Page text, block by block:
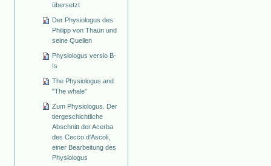
übersetzt
Der Physiologus des
Philipp von Thaün und
seine Quellen
Physiologus versio B-
Is
The Physiologus and
"The whale"
Zum Physiologus. Der
tiergeschichtliche
Abschnitt der Acerba
des Cecco d'Ascoli,
einer Bearbeitung des
Physiologus